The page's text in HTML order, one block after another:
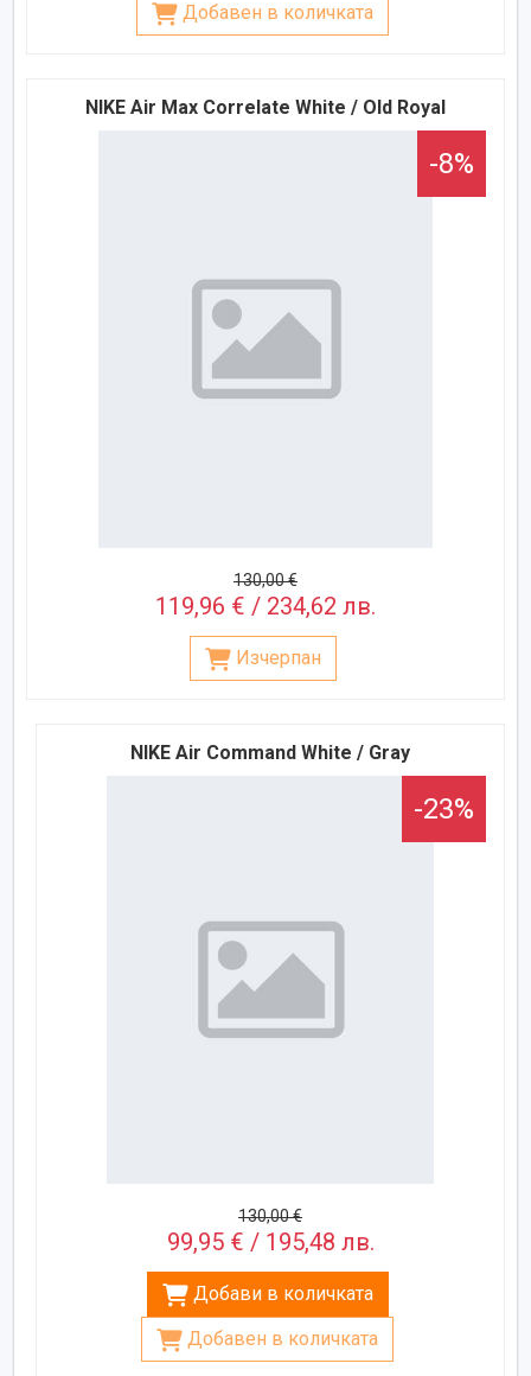
Добавен в количката
NIKE Air Max Correlate White / Old Royal
-8%
130,00 €
119,96 € / 234,62 лв.
Изчерпан
NIKE Air Command White / Gray
-23%
130,00 €
99,95 € / 195,48 лв.
Добави в количката
Добавен в количката